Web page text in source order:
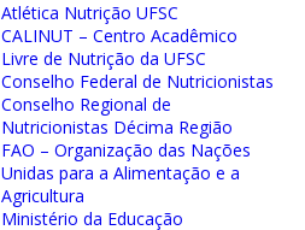
Atlética Nutrição UFSC
CALINUT – Centro Acadêmico
Livre de Nutrição da UFSC
Conselho Federal de Nutricionistas
Conselho Regional de
Nutricionistas Décima Região
FAO – Organização das Nações
Unidas para a Alimentação e a
Agricultura
Ministério da Educação